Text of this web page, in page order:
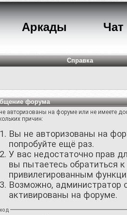
Аркады Чат
Справка
форума
авторизованы на форуме или не имеете
причин:
Вы не авторизованы на
попробуйте ещё раз.
У вас недостаточно прав
вы пытаетесь обратиться
привилегированным
Возможно, администратор
активированы на форуме.